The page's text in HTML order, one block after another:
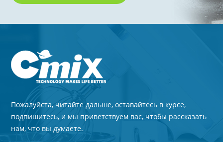
Пожалуйста, читайте дальше, оставайтесь в курсе,
подпишитесь, и мы приветствуем вас, чтобы рассказать
нам, что вы думаете.